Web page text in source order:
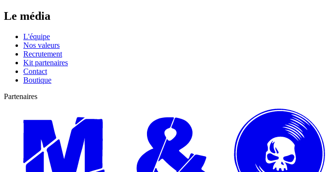
Le média
L'équipe
Nos valeurs
Recrutement
Kit partenaires
Contact
Boutique
Partenaires